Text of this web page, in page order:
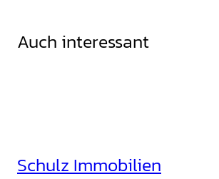
Auch interessant
Schulz Immobilien